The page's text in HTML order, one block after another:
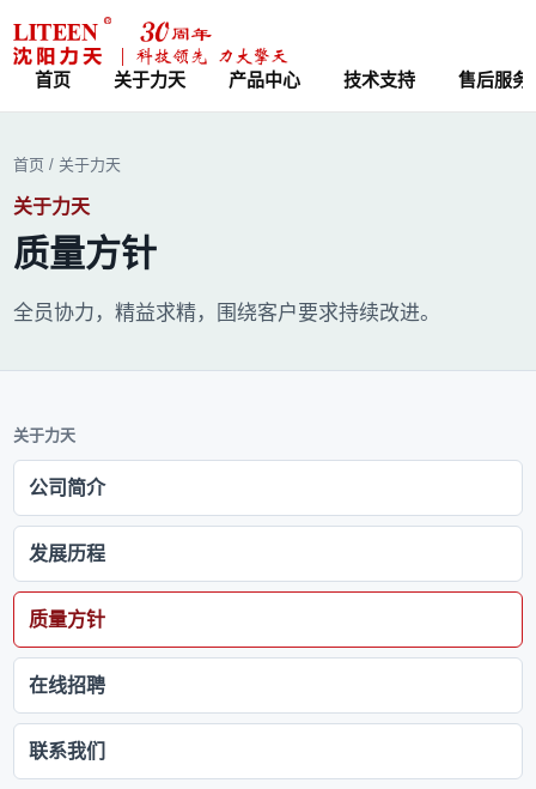
脚轮、平板车及物流搬运设备
首页 关于力天 产品中心 技术支持 售后服务
首页 / 关于力天
关于力天
质量方针
全员协力，精益求精，围绕客户要求持续改进。
关于力天
公司简介
发展历程
质量方针
在线招聘
联系我们